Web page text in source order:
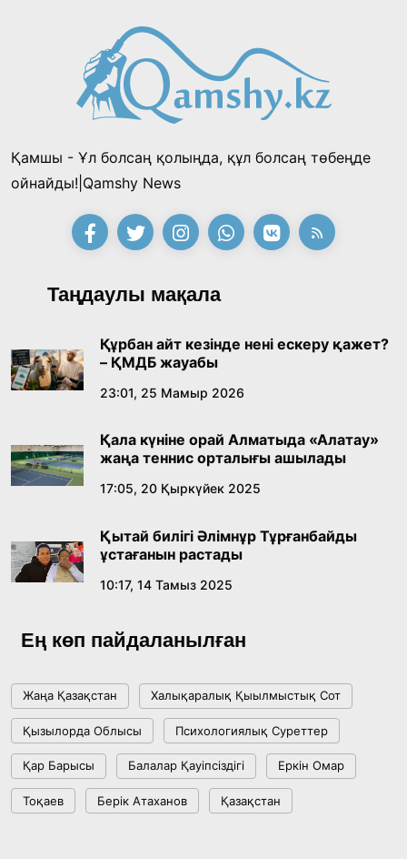
Қамшы - Ұл болсаң қолыңда, құл болсаң төбеңде
ойнайды!|Qamshy News
Таңдаулы мақала
Құрбан айт кезінде нені ескеру қажет?
– ҚМДБ жауабы
23:01, 25 Мамыр 2026
Қала күніне орай Алматыда «Алатау»
жаңа теннис орталығы ашылады
17:05, 20 Қыркүйек 2025
Қытай билігі Әлімнұр Тұрғанбайды
ұстағанын растады
10:17, 14 Тамыз 2025
Ең көп пайдаланылған
Жаңа Қазақстан Халықаралық Қыылмыстық Сот
Қызылорда Облысы Психологиялық Суреттер
Қар Барысы Балалар Қауіпсіздігі Еркін Омар
Тоқаев Берік Атаханов Қазақстан